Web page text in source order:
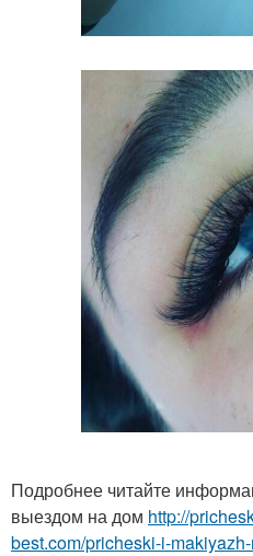
Подробнее читайте
выездом на дом http://
best.com/pricheski-i-